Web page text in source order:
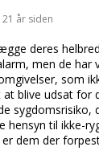
år siden
deres
men de
som
blive udsat for
sygdomsrisiko,
hensyn til ikke-
dem der